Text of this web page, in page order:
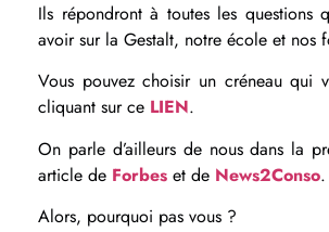
Ils répondront à toutes les questions
avoir sur la Gestalt, notre école et nos
Vous pouvez choisir un créneau qui
cliquant sur ce LIEN.
On parle d’ailleurs de nous dans la
article de Forbes et de News2Conso.
Alors, pourquoi pas vous ?